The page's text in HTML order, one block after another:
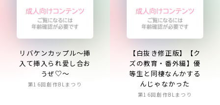
リバケンカップル～挿
入て挿入られ愛し合お
うぜ♡～
第16回創作BLまつり
【白抜き修正版】【ク
ズの教育・番外編】優
等生と同棲なんかする
んじゃなかった
第16回創作BLまつり